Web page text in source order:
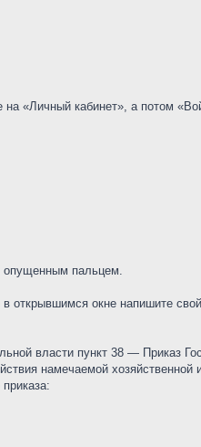
«Личный кабинет», а потом
опущенным пальцем.
окне напишите свой
власти пункт 38 — Приказ
намечаемой